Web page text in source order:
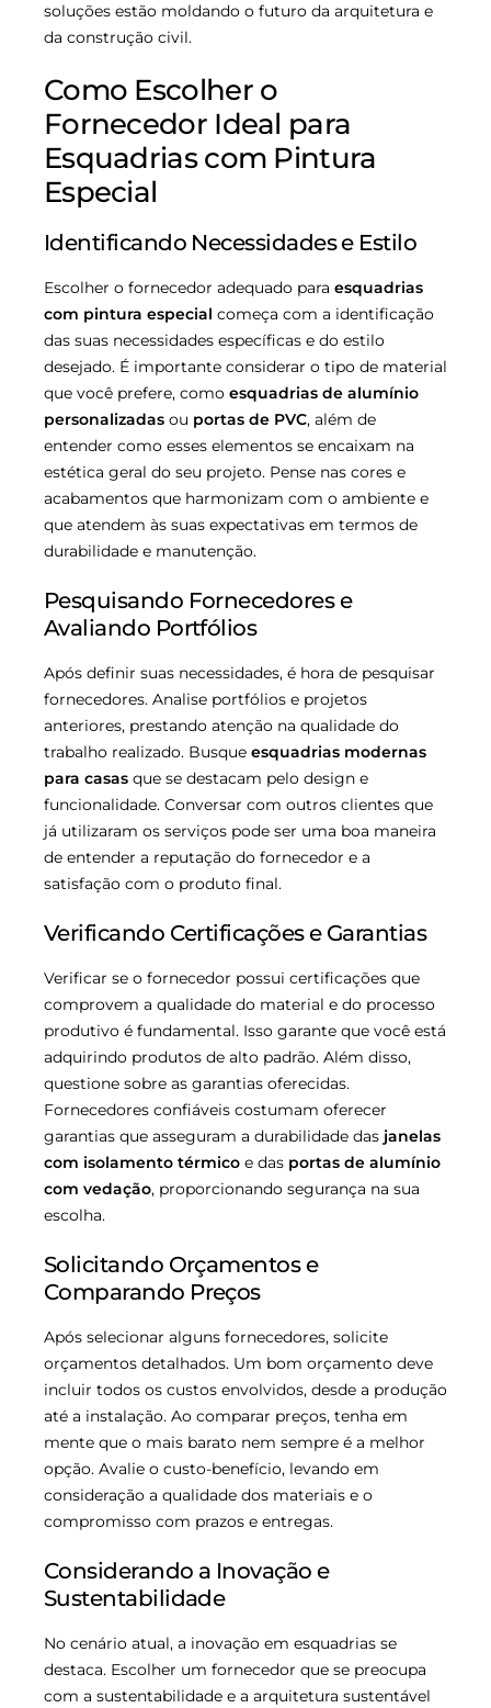
soluções estão moldando o futuro da arquitetura e
da construção civil.
Como Escolher o
Fornecedor Ideal para
Esquadrias com Pintura
Especial
Identificando Necessidades e Estilo
Escolher o fornecedor adequado para esquadrias
com pintura especial começa com a identificação
das suas necessidades específicas e do estilo
desejado. É importante considerar o tipo de material
que você prefere, como esquadrias de alumínio
personalizadas ou portas de PVC, além de
entender como esses elementos se encaixam na
estética geral do seu projeto. Pense nas cores e
acabamentos que harmonizam com o ambiente e
que atendem às suas expectativas em termos de
durabilidade e manutenção.
Pesquisando Fornecedores e
Avaliando Portfólios
Após definir suas necessidades, é hora de pesquisar
fornecedores. Analise portfólios e projetos
anteriores, prestando atenção na qualidade do
trabalho realizado. Busque esquadrias modernas
para casas que se destacam pelo design e
funcionalidade. Conversar com outros clientes que
já utilizaram os serviços pode ser uma boa maneira
de entender a reputação do fornecedor e a
satisfação com o produto final.
Verificando Certificações e Garantias
Verificar se o fornecedor possui certificações que
comprovem a qualidade do material e do processo
produtivo é fundamental. Isso garante que você está
adquirindo produtos de alto padrão. Além disso,
questione sobre as garantias oferecidas.
Fornecedores confiáveis costumam oferecer
garantias que asseguram a durabilidade das janelas
com isolamento térmico e das portas de alumínio
com vedação, proporcionando segurança na sua
escolha.
Solicitando Orçamentos e
Comparando Preços
Após selecionar alguns fornecedores, solicite
orçamentos detalhados. Um bom orçamento deve
incluir todos os custos envolvidos, desde a produção
até a instalação. Ao comparar preços, tenha em
mente que o mais barato nem sempre é a melhor
opção. Avalie o custo-benefício, levando em
consideração a qualidade dos materiais e o
compromisso com prazos e entregas.
Considerando a Inovação e
Sustentabilidade
No cenário atual, a inovação em esquadrias se
destaca. Escolher um fornecedor que se preocupa
com a sustentabilidade e a arquitetura sustentável